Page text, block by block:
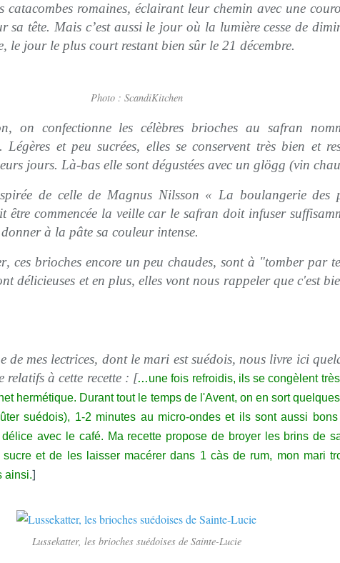
catacombes romaines, éclairant leur chemin avec une
sa tête. Mais c’est aussi le jour où la lumière cesse de
le jour le plus court restant bien sûr le 21 décembre.
Photo : ScandiKitchen
on confectionne les célèbres brioches au safran
Légères et peu sucrées, elles se conservent très bien et
jours. Là-bas elle sont dégustées avec un glögg (vin
de celle de Magnus Nilsson « La boulangerie des
être commencée la veille car le safran doit infuser
à la pâte sa couleur intense.
, ces brioches encore un peu chaudes, sont à "tomber par
délicieuses et en plus, elles vont nous rappeler que c'est
mes lectrices, dont le mari est suédois, nous livre ici
relatifs à cette recette : [...une fois refroidis, ils se congèlent
hermétique. Durant tout le temps de l'Avent, on en sort
suédois), 1-2 minutes au micro-ondes et ils sont aussi
avec le café. Ma recette propose de broyer les brins de
et de les laisser macérer dans 1 càs de rum, mon mari
ainsi.]
Lussekatter, les brioches suédoises de Sainte-Lucie